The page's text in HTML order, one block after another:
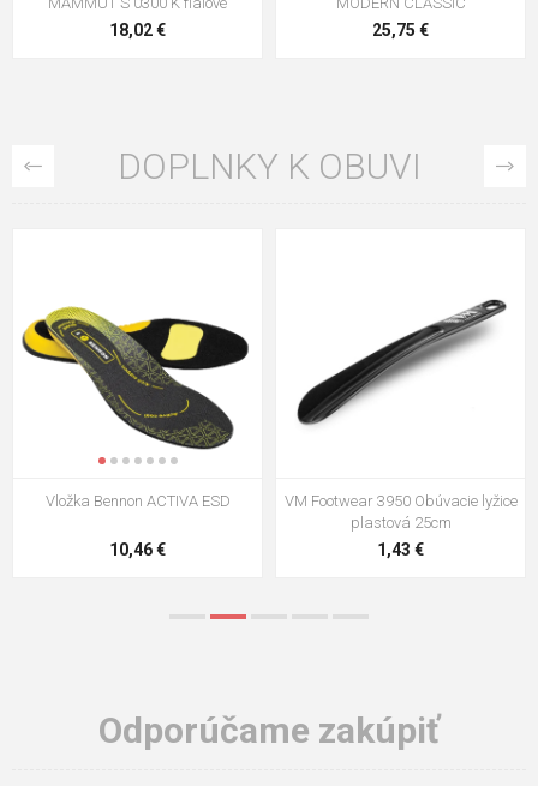
18,02 € 25,75 €
DOPLNKY K OBUVI
VM Footwear 3009 Vkladacia
5,21 €
VM Footwear 3102 Šnúrky ploché
0,79 €
Odporúčame zakúpiť